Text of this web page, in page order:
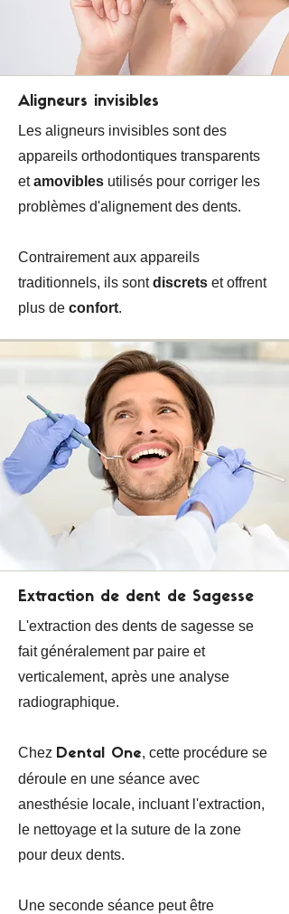
Aligneurs invisibles
Les aligneurs invisibles sont des
appareils orthodontiques transparents
etamovibles utilisés pour corriger les
problèmes d'alignement des dents.
Contrairement aux appareils
traditionnels, ils sontdiscrets et offrent
plus de confort.
Extraction de dent de Sagesse
L'extraction des dents de sagesse se
fait généralement par paire et
verticalement, après une analyse
radiographique.
Chez Dental One, cette procédure se
déroule en une séance avec
anesthésie locale, incluant l'extraction,
le nettoyage et la suture de la zone
pour deux dents.
Une seconde séance peut être